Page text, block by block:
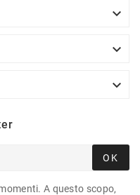



OK
A questo scopo,